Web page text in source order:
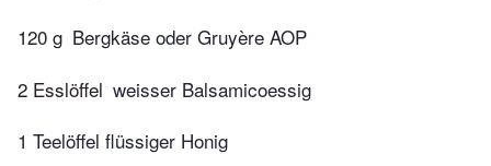
120 g Bergkäse oder Gruyère AOP
2 Esslöffel weisser Balsamicoessig
1 Teelöffel flüssiger Honig